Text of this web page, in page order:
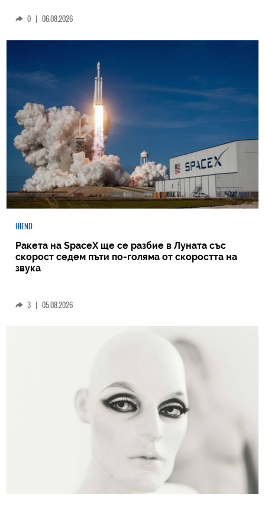
0 | 06.08.2026
HIEND
Ракета на SpaceX ще се разбие в Луната със
скорост седем пъти по-голяма от скоростта на
звука
3 | 05.08.2026